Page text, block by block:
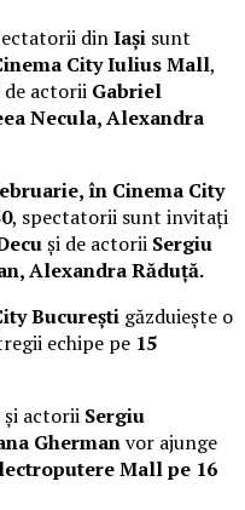
dinIași sunt
City Iulius Mall,
de actorii Gabriel
Necula, Alexandra
în Cinema City
, spectatorii sunt invitați
și de actorii Sergiu
Alexandra Răduță.
București găzduiește o
echipe pe 15
și actorii Sergiu
Ghermanvor ajunge
Mall pe 16